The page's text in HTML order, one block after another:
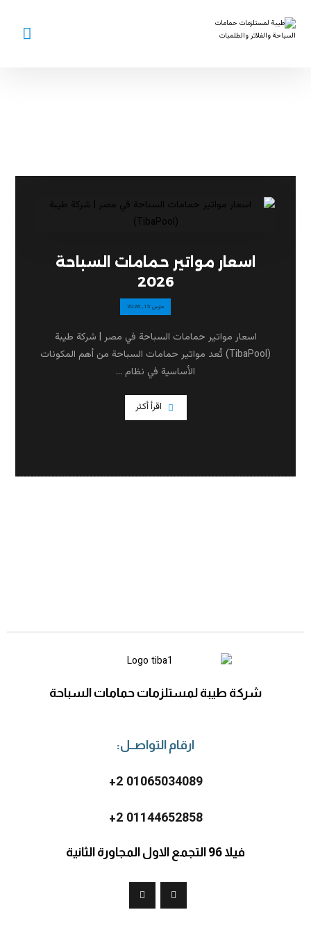
اسعار مواتير حمامات السباحة
2026​
مارس 15, 2026
اسعار مواتير حمامات السباحة في مصر | شركة طيبة
(TibaPool) تُعد مواتير حمامات السباحة من أهم المكونات
الأساسية في نظام ...
اقرأ أكثر
شركة طيبة لمستلزمات حمامات السباحة
ارقام التواصــل:
2 01065034089+
2 01144652858+
فيلا 96 التجمع الاول المجاورة الثانية